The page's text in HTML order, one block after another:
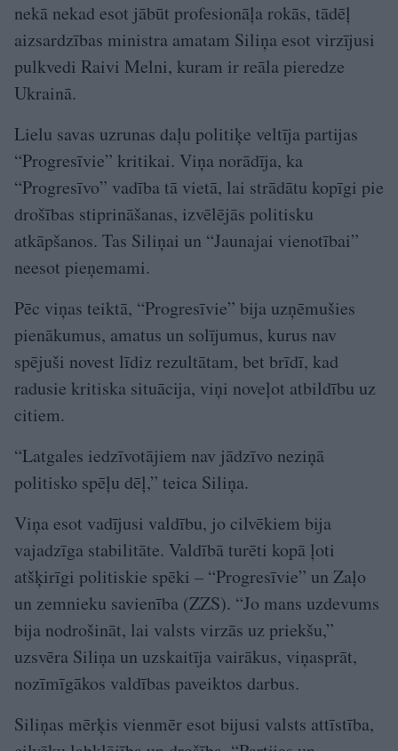
nekā nekad esot jābūt profesionāļa rokās, tādēļ
aizsardzības ministra amatam Siliņa esot virzījusi
pulkvedi Raivi Melni, kuram ir reāla pieredze
Ukrainā.
Lielu savas uzrunas daļu politiķe veltīja partijas
“Progresīvie” kritikai. Viņa norādīja, ka
“Progresīvo” vadība tā vietā, lai strādātu kopīgi pie
drošības stiprināšanas, izvēlējās politisku
atkāpšanos. Tas Siliņai un “Jaunajai vienotībai”
neesot pieņemami.
Pēc viņas teiktā, “Progresīvie” bija uzņēmušies
pienākumus, amatus un solījumus, kurus nav
spējuši novest līdiz rezultātam, bet brīdī, kad
radusie kritiska situācija, viņi noveļot atbildību uz
citiem.
“Latgales iedzīvotājiem nav jādzīvo neziņā
politisko spēļu dēļ,” teica Siliņa.
Viņa esot vadījusi valdību, jo cilvēkiem bija
vajadzīga stabilitāte. Valdībā turēti kopā ļoti
atšķirīgi politiskie spēki – “Progresīvie” un Zaļo
un zemnieku savienība (ZZS). “Jo mans uzdevums
bija nodrošināt, lai valsts virzās uz priekšu,”
uzsvēra Siliņa un uzskaitīja vairākus, viņasprāt,
nozīmīgākos valdības paveiktos darbus.
Siliņas mērķis vienmēr esot bijusi valsts attīstība,